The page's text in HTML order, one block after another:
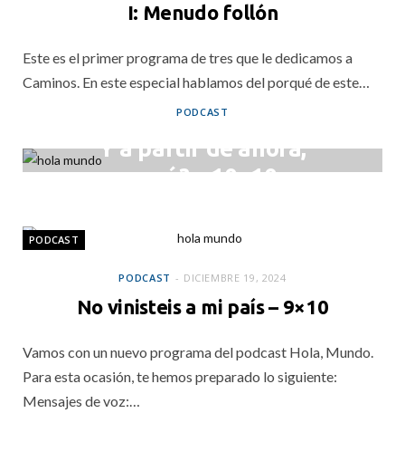
I: Menudo follón
Este es el primer programa de tres que le dedicamos a
Caminos. En este especial hablamos del porqué de este…
PODCAST
Y a partir de ahora,
¿qué? – 10×10
PODCAST
PODCAST DICIEMBRE 19, 2024
No vinisteis a mi país – 9×10
Vamos con un nuevo programa del podcast Hola, Mundo.
Para esta ocasión, te hemos preparado lo siguiente:
Mensajes de voz:…